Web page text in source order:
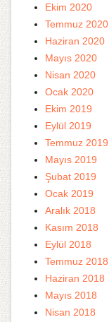
Ekim 2020
Temmuz 2020
Haziran 2020
Mayıs 2020
Nisan 2020
Ocak 2020
Ekim 2019
Eylül 2019
Temmuz 2019
Mayıs 2019
Şubat 2019
Ocak 2019
Aralık 2018
Kasım 2018
Eylül 2018
Temmuz 2018
Haziran 2018
Mayıs 2018
Nisan 2018